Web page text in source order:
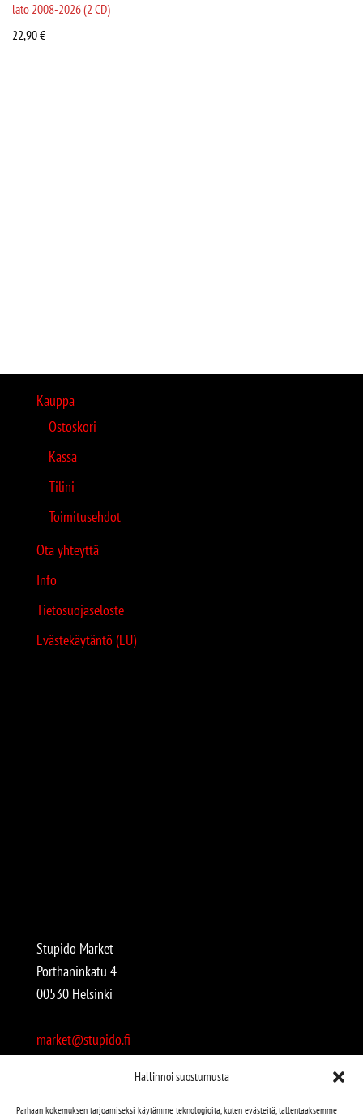
Hallinnoi suostumusta
Parhaan kokemuksen tarjoamiseksi käytämme teknologioita, kuten evästeitä, tallentaaksemme
lato 2008-2026 (2 CD)
22,90€
Kauppa
Ostoskori
Kassa
Tilini
Toimitusehdot
Ota yhteyttä
Info
Tietosuojaseloste
Evästekäytäntö (EU)
Stupido Market
Porthaninkatu 4
00530 Helsinki
market@stupido.fi
Avoinna: